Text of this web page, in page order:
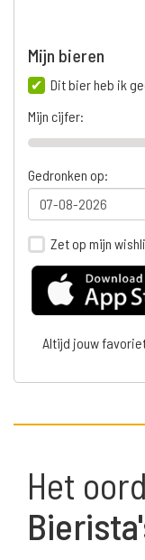
Mijn bieren
Dit bier heb ik
Mijn cijfer:
Gedronken op:
Zet op mijn
Altijd jouw
Het